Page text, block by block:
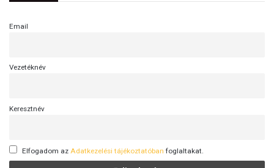
Email
Vezetéknév
Keresztnév
Elfogadom az Adatkezelési tájékoztatóban foglaltakat.